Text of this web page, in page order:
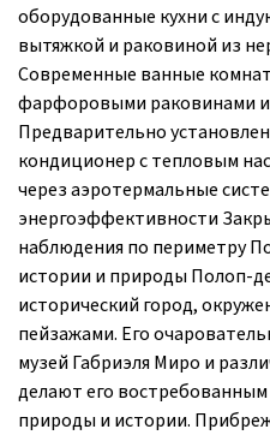
оборудованные кухни с
вытяжкой и раковиной из
Современные ванные
фарфоровыми раковинами
Предварительно
кондиционер с тепловым
через аэротермальные
энергоэффективности
наблюдения по периметру
истории и природы Полоп-
исторический город,
пейзажами. Его
музей Габриэля Миро и
делают его
природы и истории.